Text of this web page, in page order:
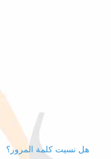
هل نسيت كلمة المرور؟